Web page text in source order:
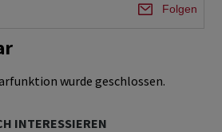
Folgen
wurde geschlossen.
INTERESSIEREN